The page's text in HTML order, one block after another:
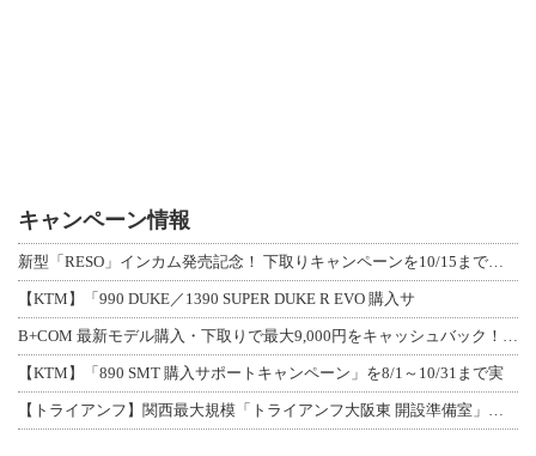
キャンペーン情報
【KTM】「990 DUKE／1390 SUPER DUKE R EVO 購入サ
【KTM】「890 SMT 購入サポートキャンペーン」を8/1～10/31まで実